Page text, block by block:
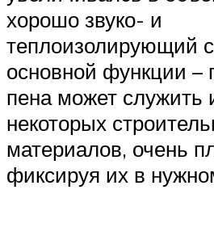
хорошо звуко- и
теплоизолирующий
основной функции –
пена может служить
некоторых
материалов, очень
фиксируя их в